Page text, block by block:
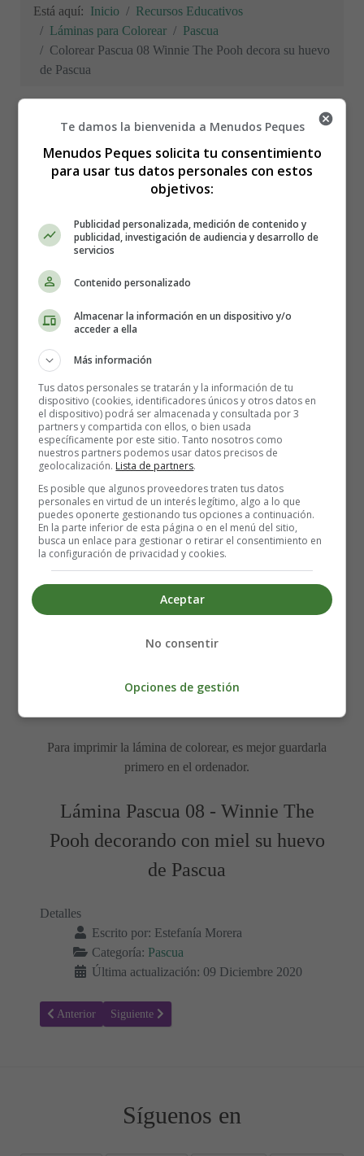
Está aquí: Inicio
Recursos Educativos
Láminas para Colorear
Pascua
Colorear Pascua 08 Winnie The Pooh decora su huevo
de Pascua
Colorear Pascua 08
Winnie The Pooh decora
su huevo de Pascua
colorear la Pascua.
Para imprimir la lámina de colorear, es mejor guardarla
primero en el ordenador.
Lámina Pascua 08 - Winnie The
Pooh decorando con miel su huevo
de Pascua
Detalles
Escrito por: Estefanía Morera
Categoría: Pascua
Última actualización: 09 Diciembre 2020
Artículo anterior: Colorear Pascua 09 Tiger con sus huevos de
Anterior Artículo siguiente: Colorear Pascua 07 Conejito con
Siguiente
Síguenos en
Te damos la bienvenida a Menudos Peques
Menudos Peques solicita tu consentimiento
para usar tus datos personales con estos
objetivos:
Publicidad personalizada, medición de contenido y
publicidad, investigación de audiencia y desarrollo de
servicios
Contenido personalizado
Almacenar la información en un dispositivo y/o
acceder a ella
Más información
Tus datos personales se tratarán y la información de tu
dispositivo (cookies, identificadores únicos y otros datos en
el dispositivo) podrá ser almacenada y consultada por 3
partners y compartida con ellos, o bien usada
específicamente por este sitio. Tanto nosotros como
nuestros partners podemos usar datos precisos de
geolocalización. Lista de partners.
Es posible que algunos proveedores traten tus datos
personales en virtud de un interés legítimo, algo a lo que
puedes oponerte gestionando tus opciones a continuación.
En la parte inferior de esta página o en el menú del sitio,
busca un enlace para gestionar o retirar el consentimiento en
la configuración de privacidad y cookies.
Aceptar
No consentir
Opciones de gestión